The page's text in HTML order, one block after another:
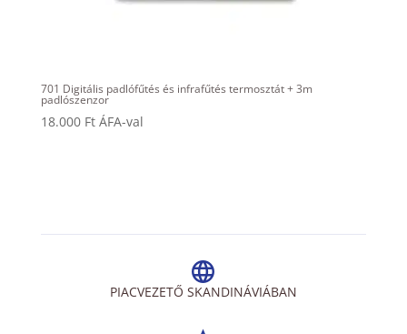
701 Digitális padlófűtés és infrafűtés termosztát + 3m
padlószenzor
18.000 Ft ÁFA-val
PIACVEZETŐ SKANDINÁVIÁBAN